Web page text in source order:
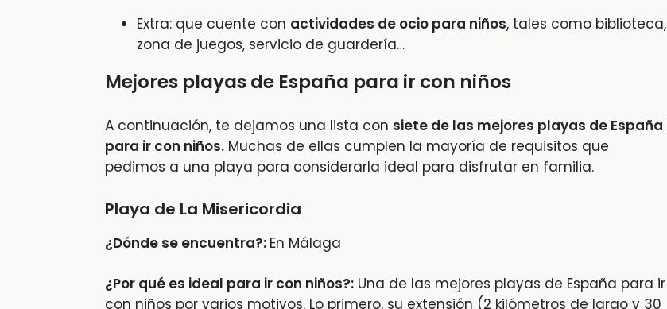
Extra: que cuente con actividades de ocio para niños, tales como biblioteca,
zona de juegos, servicio de guardería…
Mejores playas de España para ir con niños
A continuación, te dejamos una lista con siete de las mejores playas de España
para ir con niños. Muchas de ellas cumplen la mayoría de requisitos que
pedimos a una playa para considerarla ideal para disfrutar en familia.
Playa de La Misericordia
¿Dónde se encuentra?: En Málaga
¿Por qué es ideal para ir con niños?: Una de las mejores playas de España para ir
con niños por varios motivos. Lo primero, su extensión (2 kilómetros de largo y 30